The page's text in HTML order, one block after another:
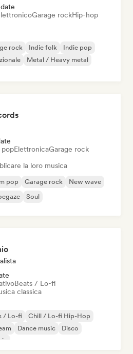
Garage rockHip-hop
rock Indie folk
Indie pop
Metal / Heavy metal
popElettronicaGarage rock
la loro musica
pop Garage rock
New wave
Soul
Beats / Lo-fi
classica
/ Lo-fi
Chill / Lo-fi Hip-Hop
Dance music
Disco